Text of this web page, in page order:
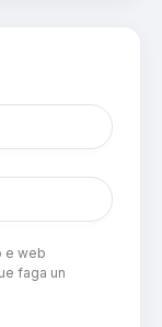
e web
faga un